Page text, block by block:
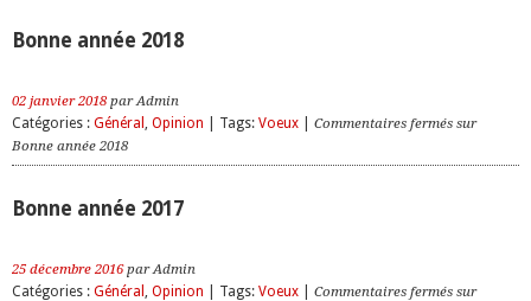
Bonne année 2018
02 janvier 2018 par Admin
Catégories : Général , Opinion | Tags: Voeux Commentaires fermés sur
Bonne année 2018
Bonne année 2017
25 décembre 2016par Admin
Catégories : Général , Opinion | Tags: Voeux Commentaires fermés sur